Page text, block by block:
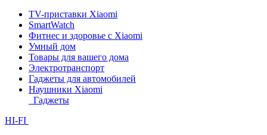
TV-приставки Xiaomi
SmartWatch
Фитнес и здоровье с Xiaomi
Умный дом
Товары для вашего дома
Электротранспорт
Гаджеты для автомобилей
Наушники Xiaomi
Гаджеты
HI-FI